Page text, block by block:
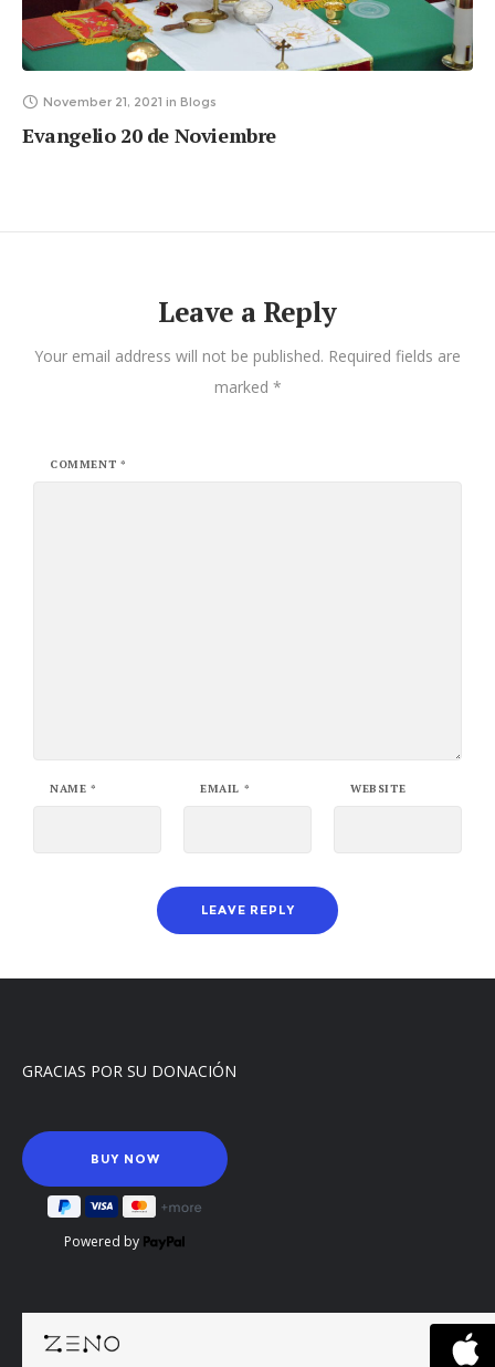
November 21, 2021 in Blogs
Evangelio 20 de Noviembre
Leave a Reply
Your email address will not be published. Required fields are
marked *
COMMENT *
NAME * EMAIL * WEBSITE
GRACIAS POR SU DONACIÓN
Powered by